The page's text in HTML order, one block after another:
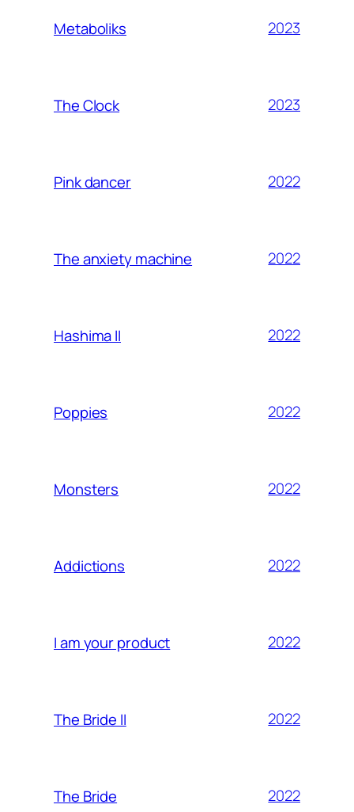
Metaboliks 2023
The Clock 2023
Pink dancer 2022
The anxiety machine 2022
Hashima II 2022
Poppies 2022
Monsters 2022
Addictions 2022
I am your product 2022
The Bride II 2022
The Bride 2022